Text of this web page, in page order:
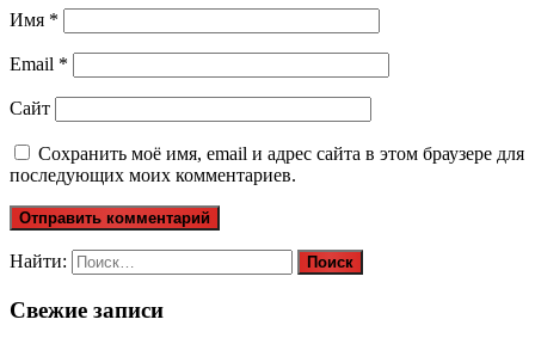
Имя *
Email *
Сайт
Сохранить моё имя, email и адрес сайта в этом браузере для
последующих моих комментариев.
Найти:
Свежие записи